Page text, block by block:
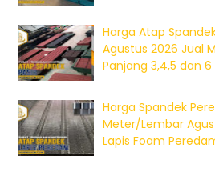
Harga Atap
Agustus 2026 Jual
Panjang 3,4,5 dan
Harga Spandek
Meter/Lembar
Lapis Foam